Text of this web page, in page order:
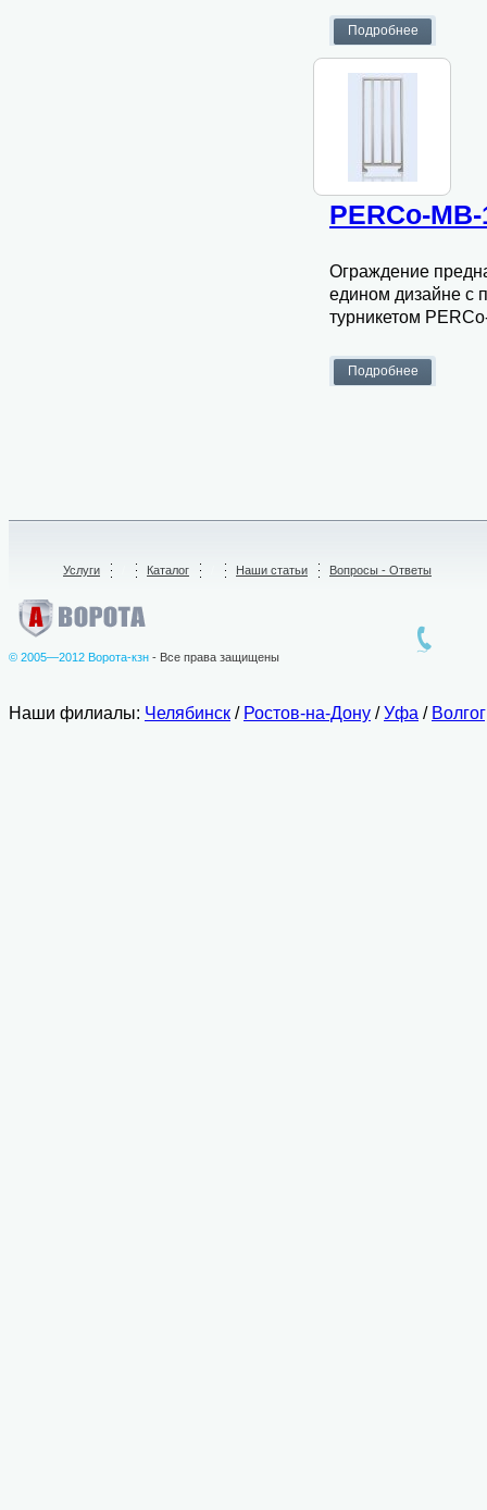
PERCo-МВ-
Ограждение
едином дизайне с
турникетом
Услуги Каталог Наши статьи Вопросы - Ответы
© 2005—2012 Ворота-кзн - Все права защищены
Наши филиалы: Челябинск / Ростов-на-Дону /Уфа /